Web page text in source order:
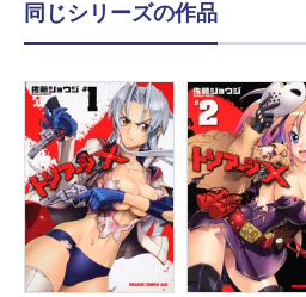
同じシリーズの作品